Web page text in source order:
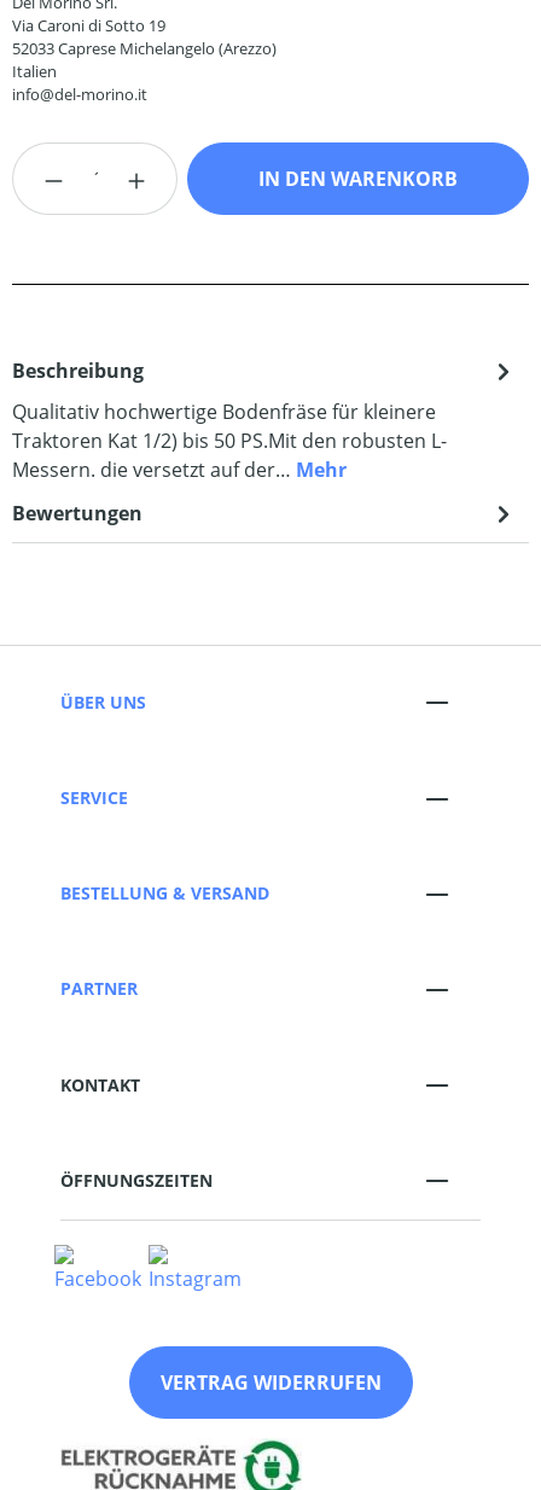
Via Caroni di Sotto 19
52033 Caprese Michelangelo (Arezzo)
Italien
info@del-morino.it
Produkt Anzahl: Gib den gewünschten
IN DEN WARENKORB
Beschreibung
Qualitativ hochwertige Bodenfräse für kleinere
Traktoren Kat 1/2) bis 50 PS.Mit den robusten L-
Messern. die versetzt auf der… Mehr
Bewertungen
ÜBER UNS
SERVICE
BESTELLUNG & VERSAND
PARTNER
KONTAKT
ÖFFNUNGSZEITEN
VERTRAG WIDERRUFEN